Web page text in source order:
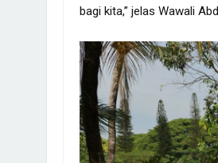
bagi kita,” jelas Wawali